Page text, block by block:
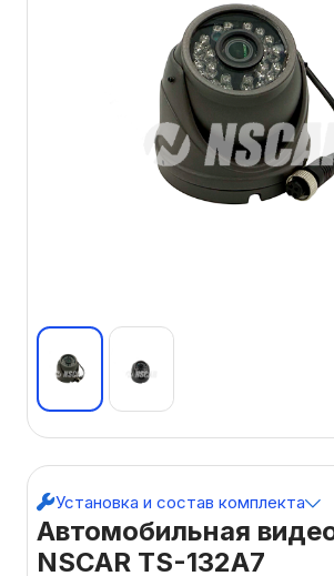
Автомобильная
NSCAR TS-132A7
Установка и состав комплекта